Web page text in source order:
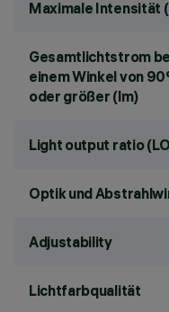
Maximale Intensität
Gesamtlichtstrom
einem Winkel von
oder größer (lm)
Light output ratio
Optik und
Adjustability
Lichtfarbqualität